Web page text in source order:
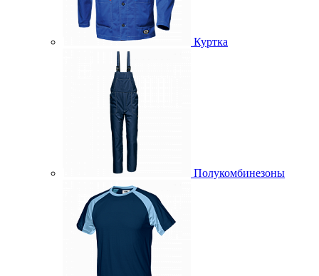
Куртка
Полукомбинезоны